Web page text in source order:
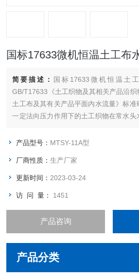
国标17633微机恒温土工布
简要描述： 国标17633微机恒温土
GB/T17633《土工织物及其相关产品沿
土工布及其有关产品平面内水流量》标准
一定法向压力作用下的土工织物在常水头
产品型号： MTSY-11A型
厂商性质：生产厂家
更新时间： 2023-03-24
访 问 量： 1451
产品咨询
产品分类